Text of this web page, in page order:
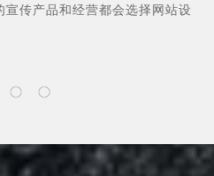
传产品和经营都会选择网站设
有效的吸引客户...